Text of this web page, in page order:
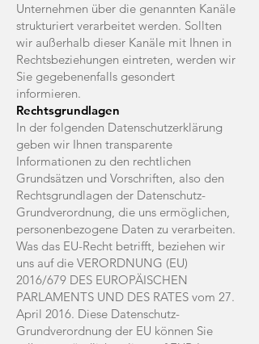
Unternehmen über die genannten Kanäle
strukturiert verarbeitet werden. Sollten
wir außerhalb dieser Kanäle mit Ihnen in
Rechtsbeziehungen eintreten, werden wir
Sie gegebenenfalls gesondert
informieren.
Rechtsgrundlagen
In der folgenden Datenschutzerklärung
geben wir Ihnen transparente
Informationen zu den rechtlichen
Grundsätzen und Vorschriften, also den
Rechtsgrundlagen der Datenschutz-
Grundverordnung, die uns ermöglichen,
personenbezogene Daten zu verarbeiten.
Was das EU-Recht betrifft, beziehen wir
uns auf die VERORDNUNG (EU)
2016/679 DES EUROPÄISCHEN
PARLAMENTS UND DES RATES vom 27.
April 2016. Diese Datenschutz-
Grundverordnung der EU können Sie